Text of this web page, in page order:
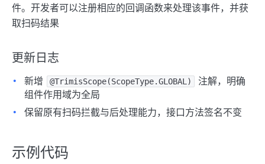
件。开发者可以注册相应的回调函数来处理该事件，并获
取扫码结果
更新日志
新增 @TrimisScope(ScopeType.GLOBAL)
注解，明确
组件作用域为全局
保留原有扫码拦截与后处理能力，接口方法签名不变
示例代码